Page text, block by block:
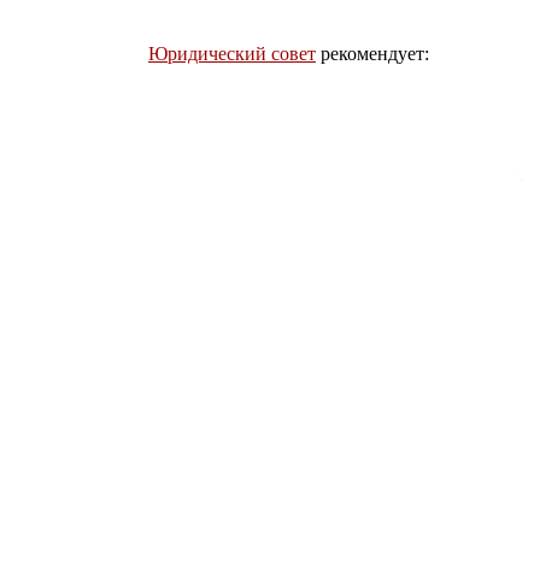
Юридический совет рекомендует: